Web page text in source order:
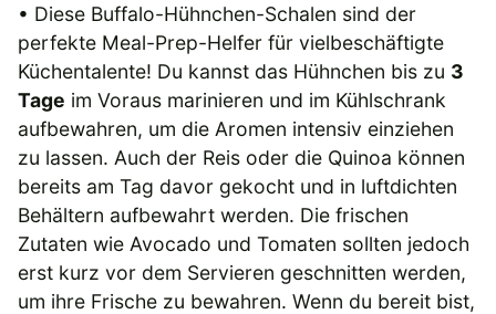
• Diese Buffalo-Hühnchen-Schalen sind der
perfekte Meal-Prep-Helfer für vielbeschäftigte
Küchentalente! Du kannst das Hühnchen bis zu 3
Tage im Voraus marinieren und im Kühlschrank
aufbewahren, um die Aromen intensiv einziehen
zu lassen. Auch der Reis oder die Quinoa können
bereits am Tag davor gekocht und in luftdichten
Behältern aufbewahrt werden. Die frischen
Zutaten wie Avocado und Tomaten sollten jedoch
erst kurz vor dem Servieren geschnitten werden,
um ihre Frische zu bewahren. Wenn du bereit bist,